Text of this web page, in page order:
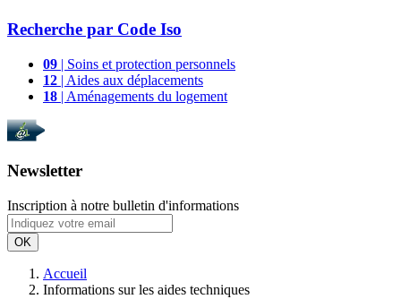
Recherche par Code Iso
09 | Soins et protection personnels
12 | Aides aux déplacements
18 | Aménagements du logement
Newsletter
Inscription à notre bulletin d'informations
OK
Accueil
Informations sur les aides techniques